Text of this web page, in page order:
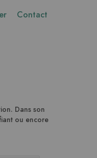
Contact
Dans son
ou encore